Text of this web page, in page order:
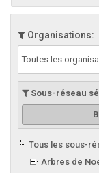
Organisations:
Toutes les
Sous-réseau
Tous les sous-
Arbres de